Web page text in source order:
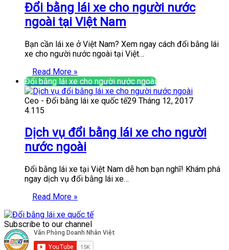
Đổi bằng lái xe cho người nước
ngoài tại Việt Nam
Bạn cần lái xe ở Việt Nam? Xem ngay cách đổi bằng lái
xe cho người nước ngoài tại Việt…
Read More »
Đổi bằng lái xe cho người nước ngoài
Ceo - Đổi bằng lái xe quốc tế29 Tháng 12, 2017
4.115
Dịch vụ đổi bằng lái xe cho người
nước ngoài
Đổi bằng lái xe tại Việt Nam dễ hơn bạn nghĩ! Khám phá
ngay dịch vụ đổi bằng lái xe…
Read More »
Subscribe to our channel